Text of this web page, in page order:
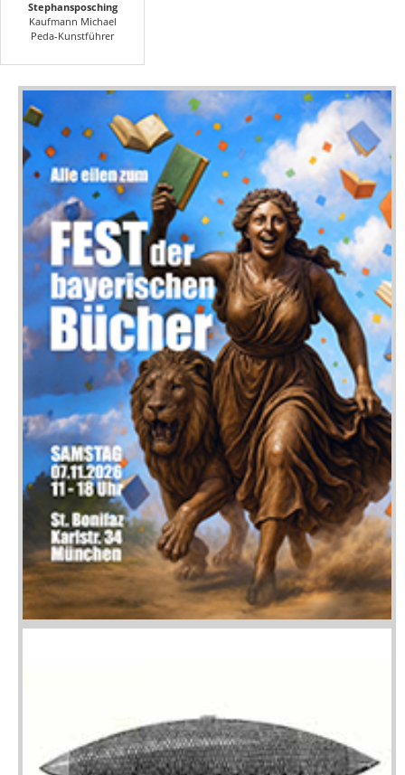
Stephansposching
Kaufmann Michael
Peda-Kunstführer